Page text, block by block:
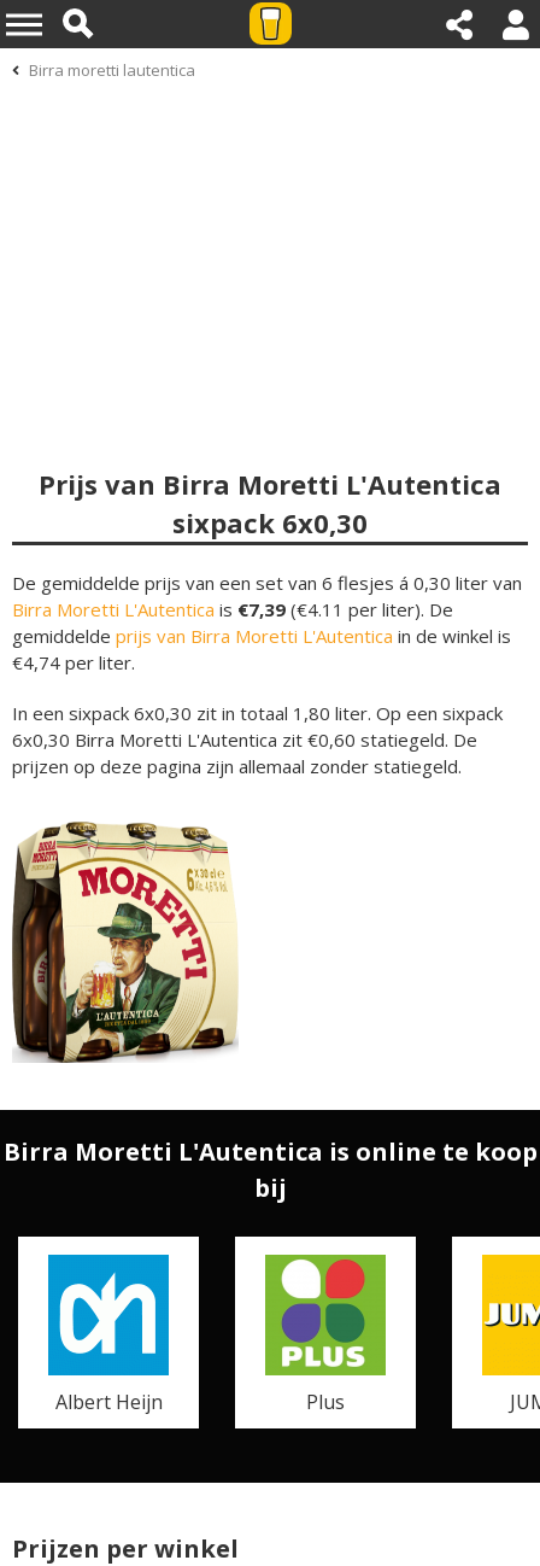
Birra moretti lautentica
Prijs van Birra Moretti L'Autentica
sixpack 6x0,30
De gemiddelde prijs van een set van 6 flesjes á 0,30 liter van
Birra Moretti L'Autentica is €7,39 (€4.11 per liter). De
gemiddelde prijs van Birra Moretti L'Autentica in de winkel is
€4,74 per liter.
In een sixpack 6x0,30 zit in totaal 1,80 liter. Op een sixpack
6x0,30 Birra Moretti L'Autentica zit €0,60 statiegeld. De
prijzen op deze pagina zijn allemaal zonder statiegeld.
Birra Moretti L'Autentica is online te koop
bij
Albert Heijn Plus
Prijzen per winkel